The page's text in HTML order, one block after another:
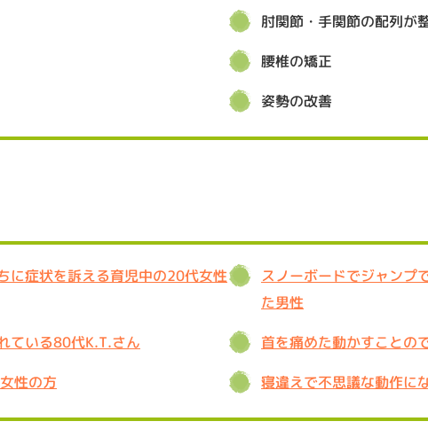
肘関節・手関節の配列が
腰椎の矯正
姿勢の改善
に症状を訴える育児中の20代女性
スノーボードでジャンプ
た男性
ている80代K.T.さん 首を痛めた動かすことの
性の方 寝違えで不思議な動作に